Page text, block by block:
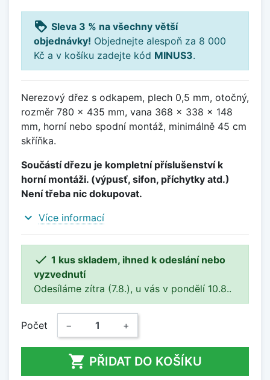
loyalty Sleva 3 % na všechny větší
objednávky! Objednejte alespoň za 8 000
Kč a v košíku zadejte kód MINUS3.
Nerezový dřez s odkapem, plech 0,5 mm, otočný,
rozměr 780 x 435 mm, vana 368 x 338 x 148
mm, horní nebo spodní montáž, minimálně 45 cm
skříňka.
Součástí dřezu je kompletní příslušenství k
horní montáži. (výpusť, sifon, příchytky atd.)
Není třeba nic dokupovat.
expand_more Více informací
 1 kus skladem, ihned k odeslání nebo
vyzvednutí
Odesíláme zítra (7.8.), u vás v pondělí 10.8..
Počet − +
 PŘIDAT DO KOŠÍKU